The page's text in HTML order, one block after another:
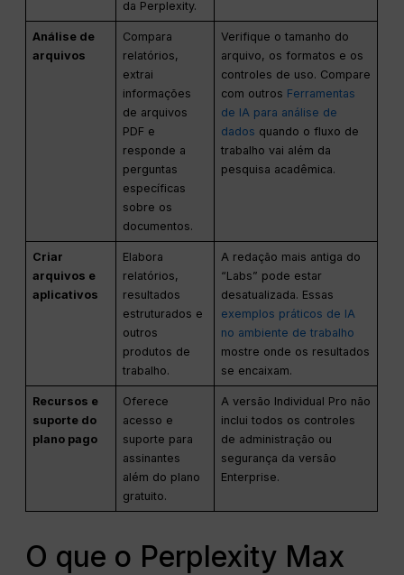
da Perplexity.
Análise de
arquivos
Compara
relatórios,
extrai
informações
de arquivos
PDF e
responde a
perguntas
específicas
sobre os
documentos.
Verifique o tamanho do
arquivo, os formatos e os
controles de uso. Compare
com outros Ferramentas
de IA para análise de
dados quando o fluxo de
trabalho vai além da
pesquisa acadêmica.
Criar
arquivos e
aplicativos
Elabora
relatórios,
resultados
estruturados e
outros
produtos de
trabalho.
A redação mais antiga do
“Labs” pode estar
desatualizada. Essas
exemplos práticos de IA
no ambiente de trabalho
mostre onde os resultados
se encaixam.
Recursos e
suporte do
plano pago
Oferece
acesso e
suporte para
assinantes
além do plano
gratuito.
A versão Individual Pro não
inclui todos os controles
de administração ou
segurança da versão
Enterprise.
O que o Perplexity Max